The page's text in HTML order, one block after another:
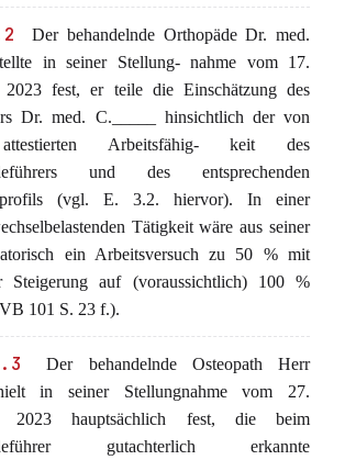
Der behandelnde Orthopäde Dr. med.
in seiner Stellung- nahme vom 17.
2023 fest, er teile die Einschätzung des
Dr. med. C._____ hinsichtlich der von
Arbeitsfähig- keit des
und des entsprechenden
(vgl. E. 3.2. hiervor). In einer
Tätigkeit wäre aus seiner
ein Arbeitsversuch zu 50 % mit
Steigerung auf (voraussichtlich) 100 %
101 S. 23 f.).
Der behandelnde Osteopath Herr
in seiner Stellungnahme vom 27.
2023 hauptsächlich fest, die beim
gutachterlich erkannte